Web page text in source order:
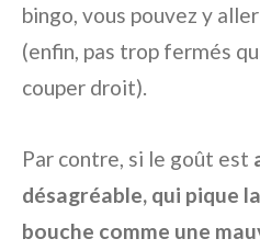
bingo, vous pouvez y
(enfin, pas trop fermés
couper droit).
Par contre, si le goût est
désagréable, qui pique
bouche comme une